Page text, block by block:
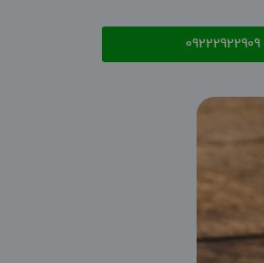
09222922909